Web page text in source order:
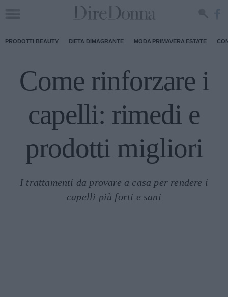
PRODOTTI BEAUTY DIETA DIMAGRANTE MODA PRIMAVERA ESTATE
Come rinforzare i
capelli: rimedi e
prodotti migliori
I trattamenti da provare a casa per rendere i
capelli più forti e sani